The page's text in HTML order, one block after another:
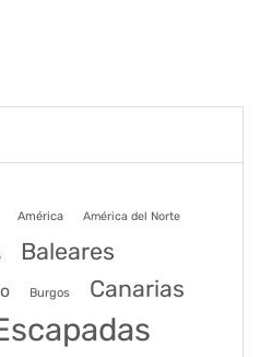
América América del Norte
Baleares
Burgos Canarias